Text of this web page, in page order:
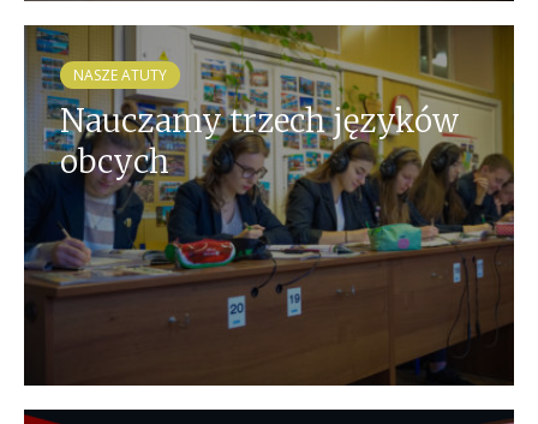
NASZE ATUTY
Nauczamy trzech języków
obcych